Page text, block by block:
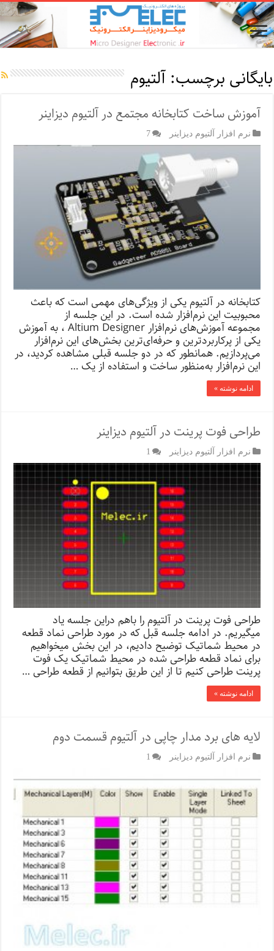
بایگانی برچسب:آلتیوم
آموزش ساخت کتابخانه مجتمع در آلتیوم دیزاینر
نرم افزار آلتیوم دیزاینر 7
کتابخانه در آلتیوم یکی از ویژگی‌های مهمی است که باعث
محبوبیت این نرم‌افزار شده است. در این جلسه از
مجموعه‌ آموزش‌های نرم‌افزار Altium Designer ، به آموزش
یکی از پرکاربردترین و حرفه‌ای‌ترین بخش‌های این نرم‌افزار
می‌پردازیم. همانطور که در دو جلسه قبلی مشاهده کردید، در
این نرم‌افزار به‌منظور ساخت و استفاده از یک …
ادامه نوشته »
طراحی فوت پرینت در آلتیوم دیزاینر
نرم افزار آلتیوم دیزاینر 1
طراحی فوت پرینت در آلتیوم را باهم دراین جلسه یاد
میگیریم. در ادامه جلسه قبل که در مورد طراحی نماد قطعه
در محیط شماتیک توضیح دادیم، در این بخش میخواهیم
برای نماد قطعه طراحی شده در محیط شماتیک یک فوت
پرینت طراحی کنیم تا از این طریق بتوانیم از قطعه طراحی …
ادامه نوشته »
لایه های برد مدار چاپی در آلتیوم قسمت دوم
نرم افزار آلتیوم دیزاینر 1